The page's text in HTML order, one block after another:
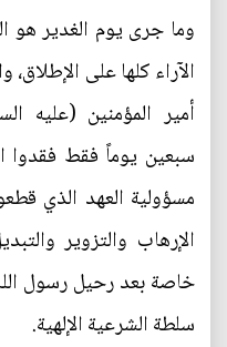
وما جرى يوم الغدير هو
الآراء كلها على الإطلاق،
أمير المؤمنين (عليه
سبعين يوماً فقط فقدوا
مسؤولية العهد الذي
الإرهاب والتزوير
خاصة بعد رحيل رسول
سلطة الشرعية الإلهية.